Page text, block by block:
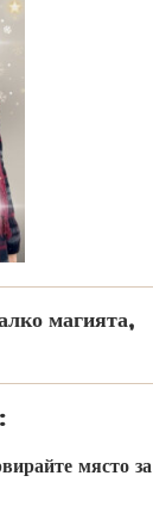
магията,
място за